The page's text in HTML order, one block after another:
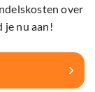
over
je nu aan!